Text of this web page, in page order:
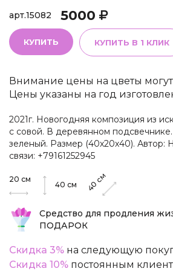
арт.15082 5000
КУПИТЬ КУПИТЬ В 1 КЛИК
Внимание цены на цветы
Цены указаны на год
2021г. Новогодняя композиция из
с совой. В деревянном
зеленый. Размер (40х20х40). Автор:
связи: +79161252945
20 см
40 см 40
см
Средство для продления
ПОДАРОК
Скидка 3% на следующую
Скидка 10% постоянным